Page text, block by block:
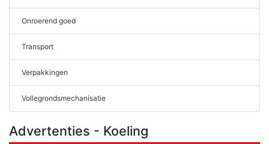
Onroerend goed
Transport
Verpakkingen
Vollegrondsmechanisatie
Advertenties - Koeling